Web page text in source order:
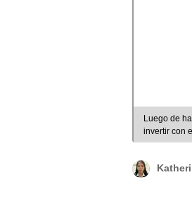
Luego de
invertir con